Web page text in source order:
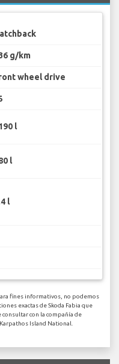
g/km
wheel drive
l
l
l
fines informativos, no podemos
exactas de Skoda Fabia que
con la compañía de
Island National.